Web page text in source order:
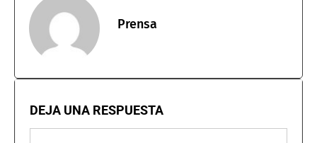
Prensa
DEJA UNA RESPUESTA